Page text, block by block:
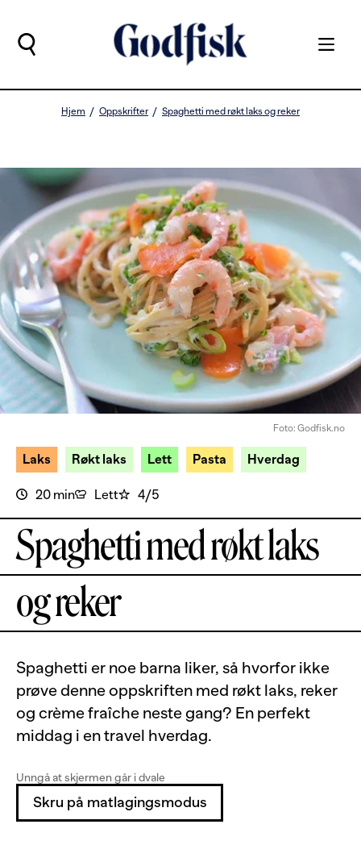
Hjem Oppskrifter Spaghetti med røkt laks og reker
Foto: Godfisk.no
Laks Røkt laks Lett Pasta Hverdag
20 min Lett 4/5
Spaghetti med røkt laks
og reker
Spaghetti er noe barna liker, så hvorfor ikke
prøve denne oppskriften med røkt laks, reker
og crème fraîche neste gang? En perfekt
middag i en travel hverdag.
Unngå at skjermen går i dvale
Skru på matlagingsmodus